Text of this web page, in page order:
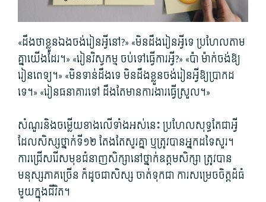
«ដឹង​ថា​ខ្លួនឯង​ចង់​រៀន​អ្វី​នៅ​?» «មិន​ដឹង​រៀន​អ្វី​ទេ ប្រហែល​តាម​
គ្នាយើង​ដែរ។» «រៀន​វិស្វកម្ម ចប់​ទៅ​ធ្វើការ​អ្វី​?» «ប៉ា ម៉ា​​ក់​ចង់​ឱ្យ​
រៀន​ពេទ្យ។» «មិនទាន់​ដឹង​ទេ មិន​ដឹង​ខ្លួន​ចង់​រៀន​អ្វី​ឱ្យ​ប្រាកដ​
ទេ។» «រៀន​ធនាគារ​ទៅ ដឹង​តែ​មានការ​ងារ​ធ្វើ​ស្រួល។»
សំណួរ​និង​ចម្លើយ​ខាងលើ​ទាំងអស់​នេះ ប្រហែល​សុទ្ធតែ​ជា​អ្វី​
ដែល​សិស្ស​ថ្នាក់​ទី១២ តែងតែ​សួរ​គ្នា ឬ​ត្រូវ​បាន​អ្នកដទៃ​សួរ។
ការ​ជ្រើសរើស​មុខជំនាញ​សិក្សា​នៅ​ថ្នាក់​ឧត្ដម​សិក្សា ត្រូវ​បាន​
មនុស្ស​ភាគច្រើន ក៏ដូចជា​សិស្ស ចាត់ទុកជា ការសម្រេច​ចិត្ត​ដ៏​ធំ​
មួយ​ក្នុង​ជីវិត។